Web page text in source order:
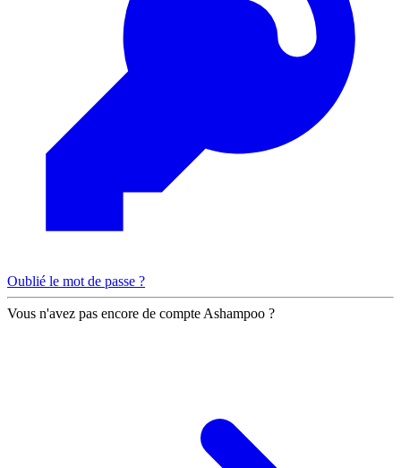
Oublié le mot de passe ?
Vous n'avez pas encore de compte Ashampoo ?